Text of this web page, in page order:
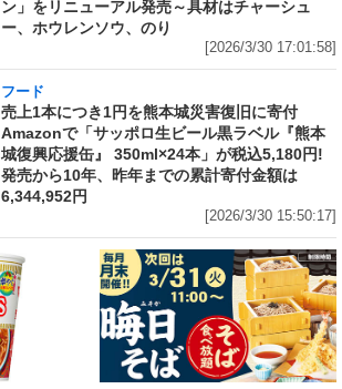
ン」をリニューアル発売～具材はチャーシュ
ー、ホウレンソウ、のり
[2026/3/30 17:01:58]
フード
売上1本につき1円を熊本城災害復旧に寄付
Amazonで「サッポロ生ビール黒ラベル『熊本
城復興応援缶』 350ml×24本」が税込5,180円!
発売から10年、昨年までの累計寄付金額は
6,344,952円
[2026/3/30 15:50:17]